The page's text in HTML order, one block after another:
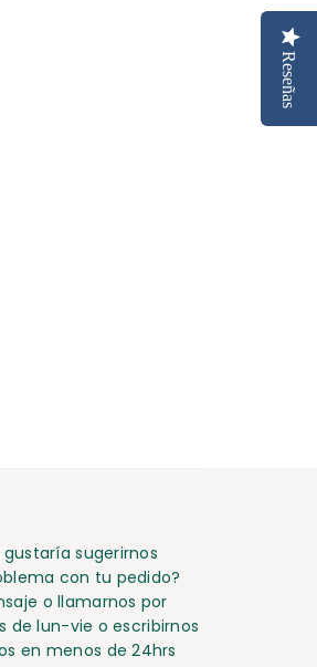
sugerirnos
con tu pedido?
o llamarnos por
de lun-vie o escribirnos
en menos de 24hrs
Reseñas